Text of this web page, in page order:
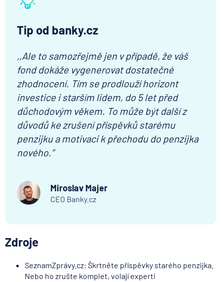
Tip od banky.cz
,,Ale to samozřejmě jen v případě, že váš
fond dokáže vygenerovat dostatečné
zhodnocení. Tím se prodlouží horizont
investice i starším lidem, do 5 let před
důchodovým věkem. To může být další z
důvodů ke zrušení příspěvků starému
penzijku a motivaci k přechodu do penzijka
nového.”
Miroslav Majer
CEO Banky.cz
Zdroje
SeznamZprávy.cz: Škrtněte příspěvky starého penzijka.
Nebo ho zrušte komplet, volají experti